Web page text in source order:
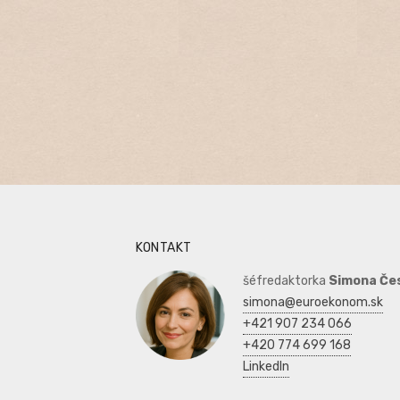
KONTAKT
šéfredaktorka Simona
simona@euroekonom.sk
+421 907 234 066
+420 774 699 168
LinkedIn